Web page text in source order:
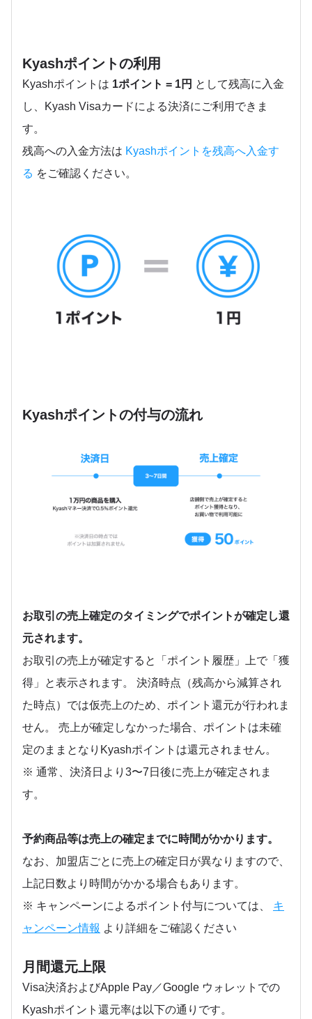
Kyashポイントの利用
Kyashポイントは 1ポイント = 1円 として残高に入金
し、Kyash Visaカードによる決済にご利用できま
す。
残高への入金方法は Kyashポイントを残高へ入金す
る をご確認ください。
Kyashポイントの付与の流れ
お取引の売上確定のタイミングでポイントが確定し還
元されます。
お取引の売上が確定すると「ポイント履歴」上で「獲
得」と表示されます。 決済時点（残高から減算され
た時点）では仮売上のため、ポイント還元が行われま
せん。 売上が確定しなかった場合、ポイントは未確
定のままとなりKyashポイントは還元されません。
※ 通常、決済日より3〜7日後に売上が確定されま
す。
予約商品等は売上の確定までに時間がかかります。
なお、加盟店ごとに売上の確定日が異なりますので、
上記日数より時間がかかる場合もあります。
※ キャンペーンによるポイント付与については、 キ
ャンペーン情報 より詳細をご確認ください
月間還元上限
Visa決済およびApple Pay／Google ウォレットでの
Kyashポイント還元率は以下の通りです。